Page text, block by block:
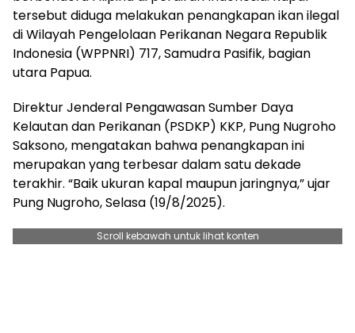
tersebut diduga melakukan penangkapan ikan ilegal
di Wilayah Pengelolaan Perikanan Negara Republik
Indonesia (WPPNRI) 717, Samudra Pasifik, bagian
utara Papua.
Direktur Jenderal Pengawasan Sumber Daya
Kelautan dan Perikanan (PSDKP) KKP, Pung Nugroho
Saksono, mengatakan bahwa penangkapan ini
merupakan yang terbesar dalam satu dekade
terakhir. “Baik ukuran kapal maupun jaringnya,” ujar
Pung Nugroho, Selasa (19/8/2025).
Scroll kebawah untuk lihat konten